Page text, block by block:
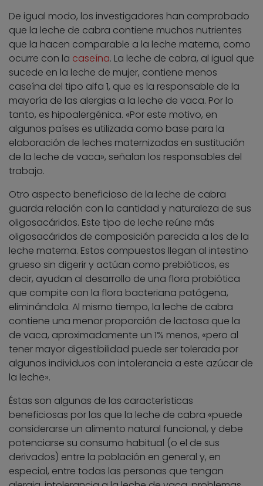
De igual modo, los investigadores han comprobado
que la leche de cabra contiene muchos nutrientes
que la hacen comparable a la leche materna, como
ocurre con la caseína. La leche de cabra, al igual que
sucede en la leche de mujer, contiene menos
caseína del tipo alfa 1, que es la responsable de la
mayoría de las alergias a la leche de vaca. Por lo
tanto, es hipoalergénica. «Por este motivo, en
algunos países es utilizada como base para la
elaboración de leches maternizadas en sustitución
de la leche de vaca», señalan los responsables del
trabajo.
Otro aspecto beneficioso de la leche de cabra
guarda relación con la cantidad y naturaleza de sus
oligosacáridos. Este tipo de leche reúne más
oligosacáridos de composición parecida a los de la
leche materna. Estos compuestos llegan al intestino
grueso sin digerir y actúan como prebióticos, es
decir, ayudan al desarrollo de una flora probiótica
que compite con la flora bacteriana patógena,
eliminándola. Al mismo tiempo, la leche de cabra
contiene una menor proporción de lactosa que la
de vaca, aproximadamente un 1% menos, «pero al
tener mayor digestibilidad puede ser tolerada por
algunos individuos con intolerancia a este azúcar de
la leche».
Éstas son algunas de las características
beneficiosas por las que la leche de cabra «puede
considerarse un alimento natural funcional, y debe
potenciarse su consumo habitual (o el de sus
derivados) entre la población en general y, en
especial, entre todas las personas que tengan